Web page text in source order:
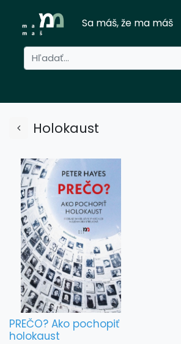
Sa máš, že ma máš
Holokaust
PREČO? Ako pochopiť
holokaust